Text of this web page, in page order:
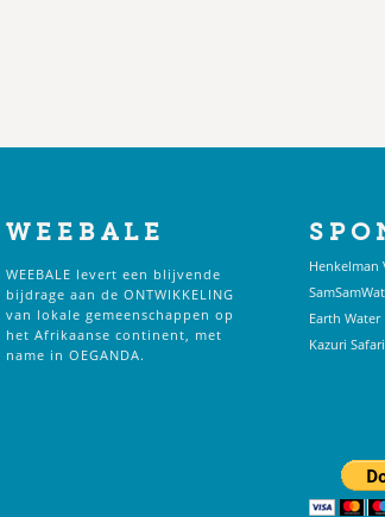
WEEBALE
WEEBALE levert een blijvende
bijdrage aan de ONTWIKKELING
van lokale gemeenschappen op
het Afrikaanse continent, met
name in OEGANDA.
Henkelman
Earth Water
Kazuri